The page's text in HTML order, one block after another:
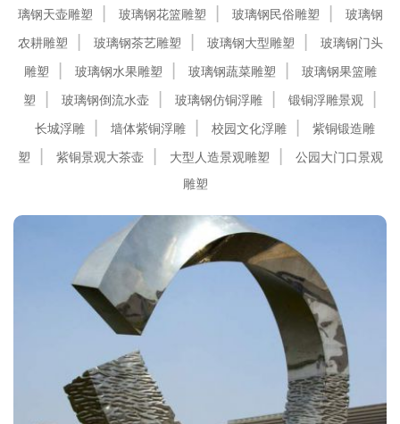
璃钢天壶雕塑
玻璃钢花篮雕塑 玻璃钢民俗雕塑
玻璃钢
农耕雕塑
玻璃钢茶艺雕塑 玻璃钢大型雕塑
玻璃钢门头
雕塑
玻璃钢水果雕塑 玻璃钢蔬菜雕塑
玻璃钢果篮雕
塑
玻璃钢倒流水壶 玻璃钢仿铜浮雕
锻铜浮雕景观
长城浮雕
墙体紫铜浮雕 校园文化浮雕
紫铜锻造雕
塑
紫铜景观大茶壶 大型人造景观雕塑
公园大门口景观
雕塑